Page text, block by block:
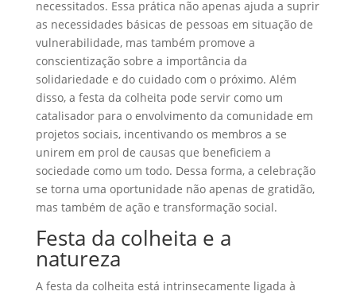
necessitados. Essa prática não apenas ajuda a suprir
as necessidades básicas de pessoas em situação de
vulnerabilidade, mas também promove a
conscientização sobre a importância da
solidariedade e do cuidado com o próximo. Além
disso, a festa da colheita pode servir como um
catalisador para o envolvimento da comunidade em
projetos sociais, incentivando os membros a se
unirem em prol de causas que beneficiem a
sociedade como um todo. Dessa forma, a celebração
se torna uma oportunidade não apenas de gratidão,
mas também de ação e transformação social.
Festa da colheita e a
natureza
A festa da colheita está intrinsecamente ligada à